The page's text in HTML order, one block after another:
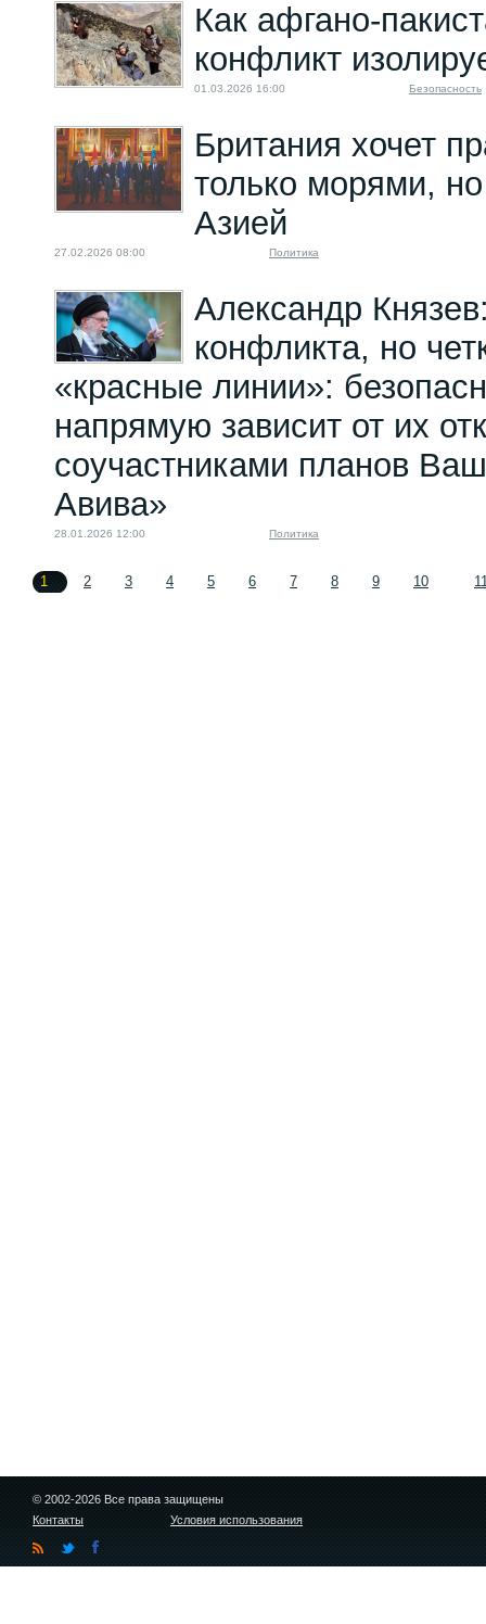
Как афгано-
конфликт
01.03.2026 16:00 Безопасность
Британия хочет
только морями,
Азией
27.02.2026 08:00 Политика
Александр
конфликта, но
«красные линии»:
напрямую зависит от их
соучастниками планов
Авива»
28.01.2026 12:00 Политика
1 2 3 4 5 6 7 8 9 10
© 2002-2026 Все права защищены
Контакты
Условия использования